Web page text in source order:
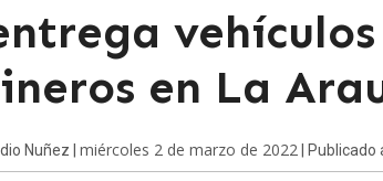
en La
Nuñez | miércoles 2 de marzo de 2022 | Publicado